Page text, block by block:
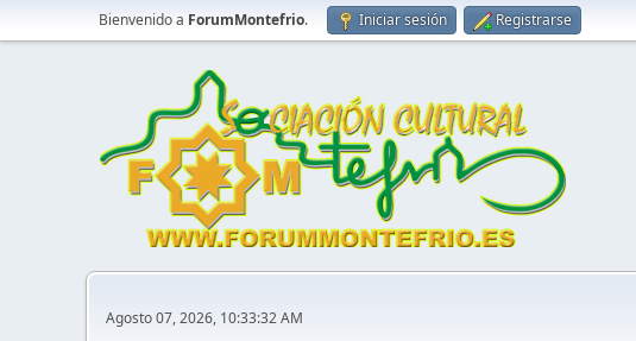
Bienvenido a ForumMontefrio. Iniciar sesión Registrarse
Agosto 07, 2026, 10:33:32 AM